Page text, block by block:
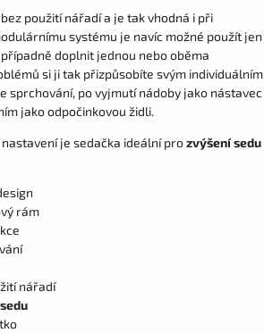
použití nářadí a je tak vhodná i při
systému je navíc možné použít jen
doplnit jednou nebo oběma
si ji tak přizpůsobíte svým individuálním
sprchování, po vyjmutí nádoby jako nástavec
jako odpočinkovou židli.
je sedačka ideální prozvýšení sedu
rám
nářadí